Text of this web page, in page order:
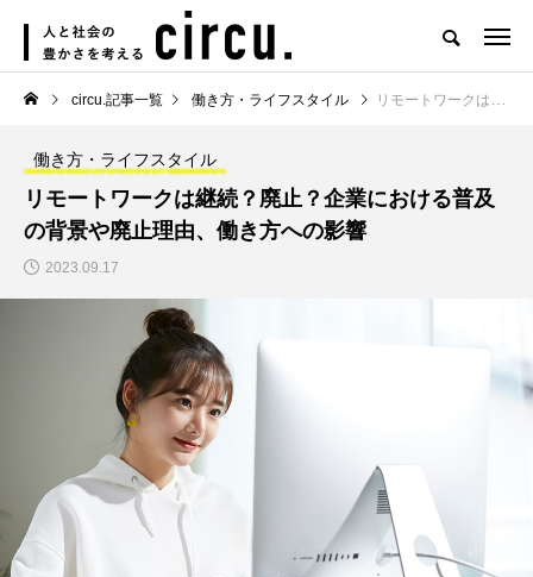
circu.記事一覧 働き方・ライフスタイル リモートワークは継続？廃止？企業における普及の背景や廃止理由、働き方への影響
働き方・ライフスタイル
リモートワークは継続？廃止？企業における普及
の背景や廃止理由、働き方への影響
2023.09.17